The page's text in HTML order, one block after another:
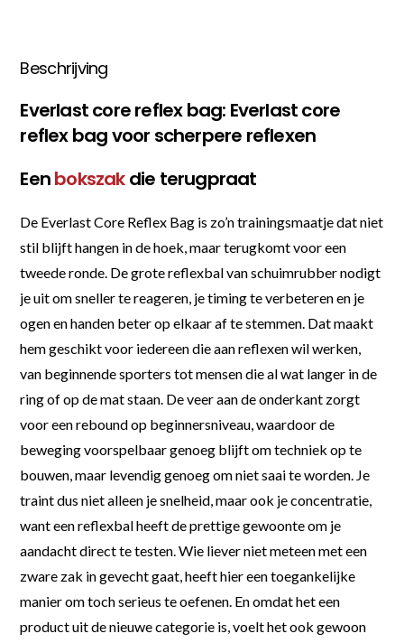
Beschrijving
Everlast core reflex bag: Everlast core
reflex bag voor scherpere reflexen
Eenbokszakdie terugpraat
De Everlast Core Reflex Bag is zo’n trainingsmaatje dat niet
stil blijft hangen in de hoek, maar terugkomt voor een
tweede ronde. De grote reflexbal van schuimrubber nodigt
je uit om sneller te reageren, je timing te verbeteren en je
ogen en handen beter op elkaar af te stemmen. Dat maakt
hem geschikt voor iedereen die aan reflexen wil werken,
van beginnende sporters tot mensen die al wat langer in de
ring of op de mat staan. De veer aan de onderkant zorgt
voor een rebound op beginnersniveau, waardoor de
beweging voorspelbaar genoeg blijft om techniek op te
bouwen, maar levendig genoeg om niet saai te worden. Je
traint dus niet alleen je snelheid, maar ook je concentratie,
want een reflexbal heeft de prettige gewoonte om je
aandacht direct te testen. Wie liever niet meteen met een
zware zak in gevecht gaat, heeft hier een toegankelijke
manier om toch serieus te oefenen. En omdat het een
product uit de nieuwe categorie is, voelt het ook gewoon